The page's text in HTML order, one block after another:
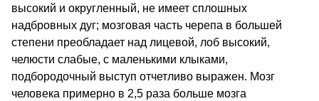
высокий и округленный, не имеет сплошных
надбровных дуг; мозговая часть черепа в большей
степени преобладает над лицевой, лоб высокий,
челюсти слабые, с маленькими клыками,
подбородочный выступ отчетливо выражен. Мозг
человека примерно в 2,5 раза больше мозга